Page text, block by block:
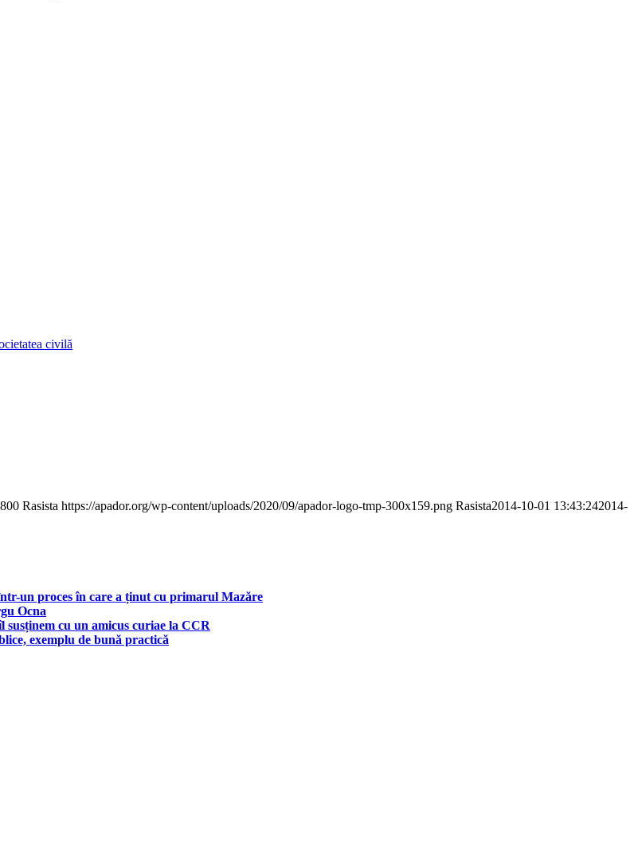
civilă
800 Rasista https://apador.org/wp-content/uploads/2020/09/apador-logo-tmp-300x159.png Rasista2014-10-01 13:43:242014-
un proces în care a ținut cu primarul Mazăre
Ocna
susținem cu un amicus curiae la CCR
exemplu de bună practică